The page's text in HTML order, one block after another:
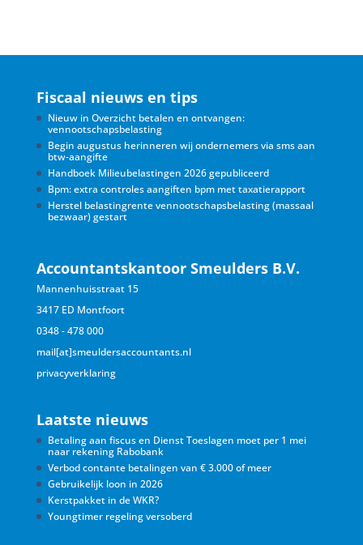
Fiscaal nieuws en tips
Nieuw in Overzicht betalen en ontvangen:
vennootschapsbelasting
Begin augustus herinneren wij ondernemers via sms aan
btw-aangifte
Handboek Milieubelastingen 2026 gepubliceerd
Bpm: extra controles aangiften bpm met taxatierapport
Herstel belastingrente vennootschapsbelasting (massaal
bezwaar) gestart
Accountantskantoor Smeulders B.V.
Mannenhuisstraat 15
3417 ED Montfoort
0348 - 478 000
mail[at]smeuldersaccountants.nl
privacyverklaring
Laatste nieuws
Betaling aan fiscus en Dienst Toeslagen moet per 1 mei
naar rekening Rabobank
Verbod contante betalingen van € 3.000 of meer
Gebruikelijk loon in 2026
Kerstpakket in de WKR?
Youngtimer regeling versoberd